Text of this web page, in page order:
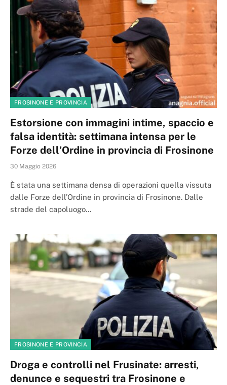
FROSINONE E PROVINCIA
Estorsione con immagini intime, spaccio e
falsa identità: settimana intensa per le
Forze dell’Ordine in provincia di Frosinone
30 Maggio 2026
È stata una settimana densa di operazioni quella vissuta
dalle Forze dell’Ordine in provincia di Frosinone. Dalle
strade del capoluogo…
FROSINONE E PROVINCIA
Droga e controlli nel Frusinate: arresti,
denunce e sequestri tra Frosinone e